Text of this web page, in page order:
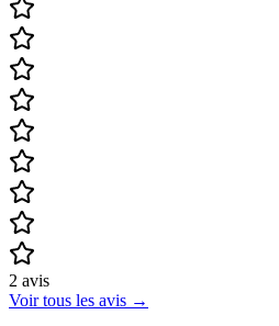
2 avis
Voir tous les avis →